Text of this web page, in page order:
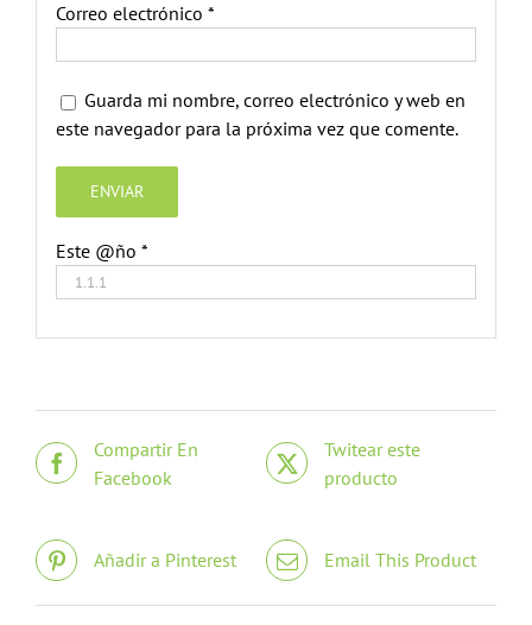
Correo electrónico *
Guarda mi nombre, correo electrónico y web en
este navegador para la próxima vez que comente.
Este @ño *
Compartir En
Facebook
Twitear este
producto
Añadir a Pinterest Email This Product